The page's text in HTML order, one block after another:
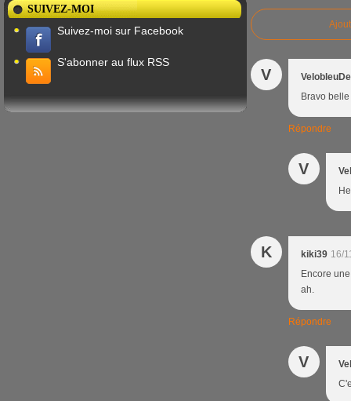
SUIVEZ-MOI
Suivez-moi sur Facebook
S'abonner au flux RSS
V
Bravo
Répondre
V
K kiki39 16/
Encore
ah.
Répondre
V